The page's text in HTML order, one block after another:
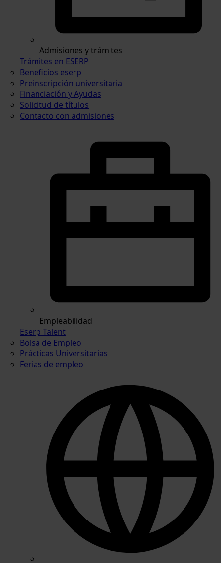
Admisiones y trámites
Trámites en ESERP
Beneficios eserp
Preinscripción universitaria
Financiación y Ayudas
Solicitud de títulos
Contacto con admisiones
Empleabilidad
Eserp Talent
Bolsa de Empleo
Prácticas Universitarias
Ferias de empleo